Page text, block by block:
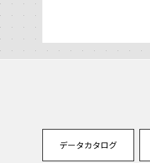
データカタログ